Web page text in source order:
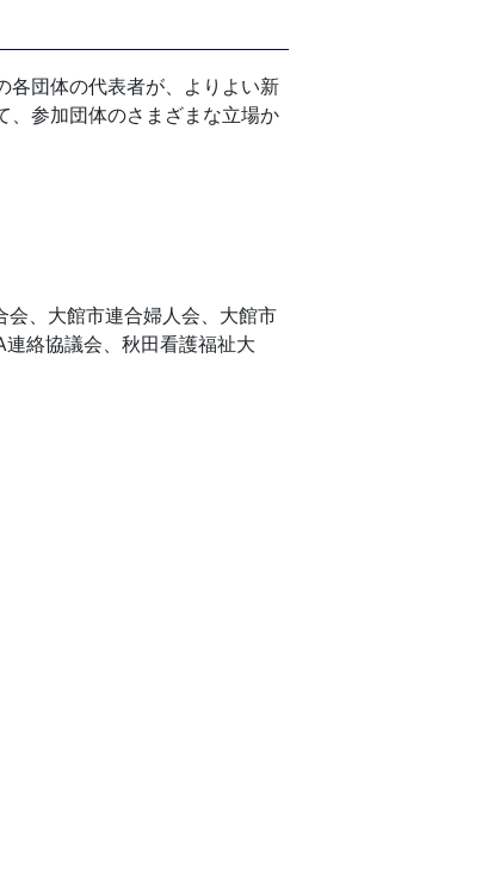
団体の代表者が、よりよい新
、参加団体のさまざまな立場か
会、大館市連合婦人会、大館市
絡協議会、秋田看護福祉大